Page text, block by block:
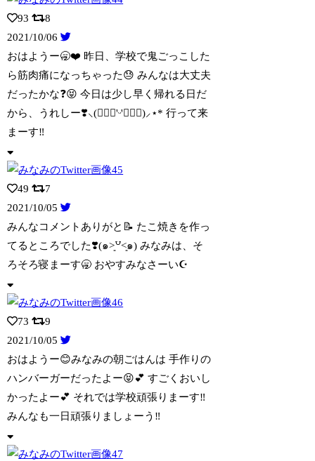
93
8
2021/10/06
おはようー🥱❤️ 昨日、学校で鬼ごっこした
ら筋肉痛になっちゃった😓 みんなは大丈夫
だったかな❓😝 今日は少し早く帰れる日だ
から、うれしー❣️⸜(๑⃙⃘'ᵕ'๑⃙⃘)⸝⋆︎* 行って来
まーす‼️
49
7
2021/10/05
みんなコメントありがと📝 たこ焼きを作っ
てるところでした❣️(๑˃͈꒵˂͈๑)みなみは、そ
ろそろ寝まーす🥱 おやすみなさーい☪️
73
9
2021/10/05
おはようー😊みなみの朝ごはんは 手作りの
ハンバーガーだったよー😝💕 すごくおいし
かったよー💕 それでは学校頑張りまーす‼️
みんなも一日頑張りましょーう‼️